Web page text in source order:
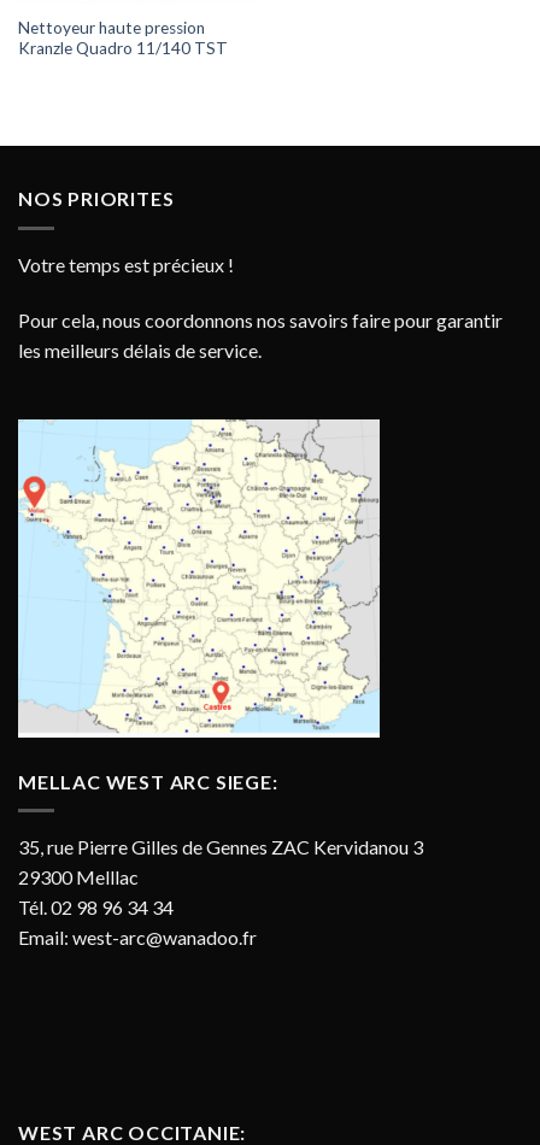
Nettoyeur haute pression
Kranzle Quadro 11/140 TST
NOS PRIORITES
Votre temps est précieux !
Pour cela, nous coordonnons nos savoirs faire pour garantir
les meilleurs délais de service.
MELLAC WEST ARC SIEGE:
35, rue Pierre Gilles de Gennes ZAC Kervidanou 3
29300 Melllac
Tél. 02 98 96 34 34
Email: west-arc@wanadoo.fr
WEST ARC OCCITANIE: